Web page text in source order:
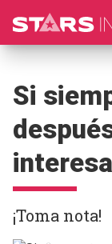
Si
interesa
¡Toma nota!